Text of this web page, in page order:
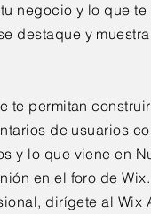
negocio y lo que
destaque y
te permitan construir
de usuarios
y lo que viene en
en el foro de
dirígete al Wix